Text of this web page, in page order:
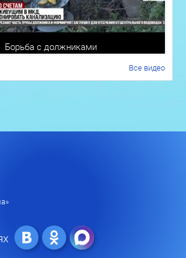
Борьба с должниками
Все видео